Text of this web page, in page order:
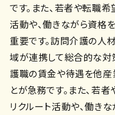
です。また、若者や転職
活動や、働きながら資格
重要です。訪問介護の人
域が連携して総合的な対
護職の賃金や待遇を他産
とが急務です。また、若
リクルート活動や、働き